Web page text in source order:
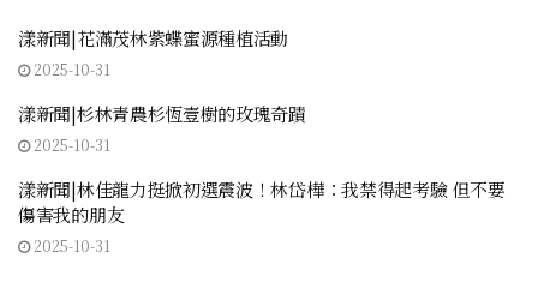
漾新聞|花滿茂林紫蝶蜜源種植活動
2025-10-31
漾新聞|杉林青農杉恆壹樹的玫瑰奇蹟
2025-10-31
漾新聞|林佳龍力挺掀初選震波！林岱樺：我禁得起考驗 但不要
傷害我的朋友
2025-10-31